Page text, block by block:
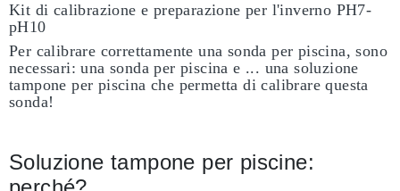
Kit di calibrazione e preparazione per l'inverno PH7-
pH10
Per calibrare correttamente una sonda per piscina, sono
necessari: una sonda per piscina e ... una soluzione
tampone per piscina che permetta di calibrare questa
sonda!
Soluzione tampone per piscine: